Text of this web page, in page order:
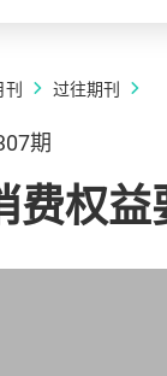
刊 过往期刊
期
费权益